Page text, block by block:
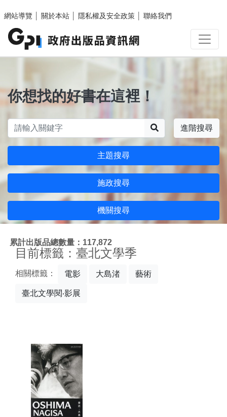
網站導覽
關於本站 隱私權及安全政策 聯絡我們
你想找的好書在這裡！
進階搜尋
主題搜尋
施政搜尋
機關搜尋
累計出版品總數量：117,872
目前標籤：臺北文學季
相關標籤： 電影 大島渚 藝術
臺北文學閱‧影展